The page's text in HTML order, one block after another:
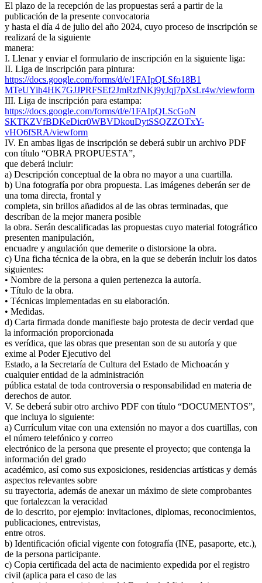
El plazo de la recepción de las propuestas será a partir de la
publicación de la presente convocatoria
y hasta el día 4 de julio del año 2024, cuyo proceso de inscripción se
realizará de la siguiente
manera:
I. Llenar y enviar el formulario de inscripción en la siguiente liga:
II. Liga de inscripción para pintura:
https://docs.google.com/forms/d/e/1FAIpQLSfo18B1
MTeUYih4HK7GJJPRFSEf2JmRzfNKj9yJqj7pXsLr4w/viewform
III. Liga de inscripción para estampa:
https://docs.google.com/forms/d/e/1FAIpQLScGoN
SKTKZVfBDKeDicr0WBVDkouDytSSQZZOTxY-
vHO6fSRA/viewform
IV. En ambas ligas de inscripción se deberá subir un archivo PDF
con título “OBRA PROPUESTA”,
que deberá incluir:
a) Descripción conceptual de la obra no mayor a una cuartilla.
b) Una fotografía por obra propuesta. Las imágenes deberán ser de
una toma directa, frontal y
completa, sin brillos añadidos al de las obras terminadas, que
describan de la mejor manera posible
la obra. Serán descalificadas las propuestas cuyo material fotográfico
presenten manipulación,
encuadre y angulación que demerite o distorsione la obra.
c) Una ficha técnica de la obra, en la que se deberán incluir los datos
siguientes:
• Nombre de la persona a quien pertenezca la autoría.
• Título de la obra.
• Técnicas implementadas en su elaboración.
• Medidas.
d) Carta firmada donde manifieste bajo protesta de decir verdad que
la información proporcionada
es verídica, que las obras que presentan son de su autoría y que
exime al Poder Ejecutivo del
Estado, a la Secretaría de Cultura del Estado de Michoacán y
cualquier entidad de la administración
pública estatal de toda controversia o responsabilidad en materia de
derechos de autor.
V. Se deberá subir otro archivo PDF con título “DOCUMENTOS”,
que incluya lo siguiente:
a) Currículum vitae con una extensión no mayor a dos cuartillas, con
el número telefónico y correo
electrónico de la persona que presente el proyecto; que contenga la
información del grado
académico, así como sus exposiciones, residencias artísticas y demás
aspectos relevantes sobre
su trayectoria, además de anexar un máximo de siete comprobantes
que fortalezcan la veracidad
de lo descrito, por ejemplo: invitaciones, diplomas, reconocimientos,
publicaciones, entrevistas,
entre otros.
b) Identificación oficial vigente con fotografía (INE, pasaporte, etc.),
de la persona participante.
c) Copia certificada del acta de nacimiento expedida por el registro
civil (aplica para el caso de las